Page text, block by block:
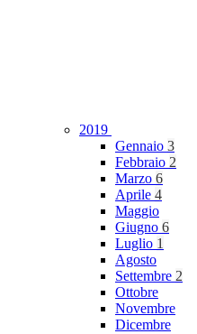
2019
Gennaio 3
Febbraio 2
Marzo 6
Aprile 4
Maggio
Giugno 6
Luglio 1
Agosto
Settembre 2
Ottobre
Novembre
Dicembre